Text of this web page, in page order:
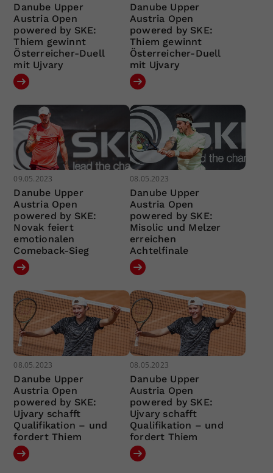
Danube Upper
Austria Open
powered by SKE:
Thiem gewinnt
Österreicher-Duell
mit Ujvary
Danube Upper
Austria Open
powered by SKE:
Thiem gewinnt
Österreicher-Duell
mit Ujvary
09.05.2023
Danube Upper
Austria Open
powered by SKE:
Novak feiert
emotionalen
Comeback-Sieg
08.05.2023
Danube Upper
Austria Open
powered by SKE:
Misolic und Melzer
erreichen
Achtelfinale
08.05.2023
Danube Upper
Austria Open
powered by SKE:
Ujvary schafft
Qualifikation – und
fordert Thiem
08.05.2023
Danube Upper
Austria Open
powered by SKE:
Ujvary schafft
Qualifikation – und
fordert Thiem